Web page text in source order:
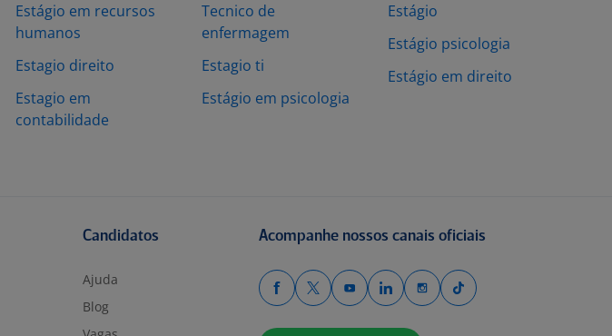
Estágio em recursos
humanos
Estagio direito
Estagio em
contabilidade
Tecnico de
enfermagem
Estagio ti
Estágio em psicologia
Estágio
Estágio psicologia
Estágio em direito
Candidatos
Ajuda
Blog
Acompanhe nossos canais oficiais